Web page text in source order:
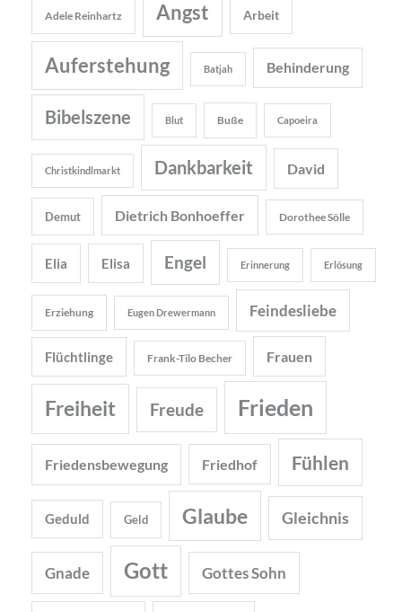
Adele Reinhartz Angst Arbeit
Auferstehung Batjah Behinderung
Bibelszene Blut Buße Capoeira
Christkindlmarkt Dankbarkeit David
Demut Dietrich Bonhoeffer Dorothee Sölle
Elia Elisa Engel Erinnerung Erlösung
Erziehung Eugen Drewermann Feindesliebe
Flüchtlinge Frank-Tilo Becher Frauen
Freiheit Freude Frieden
Friedensbewegung Friedhof Fühlen
Geduld Geld Glaube Gleichnis
Gnade Gott Gottes Sohn